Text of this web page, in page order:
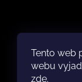
Tento web
webu
zde.